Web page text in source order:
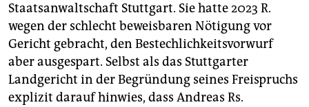
Staatsanwaltschaft Stuttgart. Sie hatte 2023 R.
wegen der schlecht beweisbaren Nötigung vor
Gericht gebracht, den Bestechlichkeitsvorwurf
aber ausgespart. Selbst als das Stuttgarter
Landgericht in der Begründung seines Freispruchs
explizit darauf hinwies, dass Andreas Rs.